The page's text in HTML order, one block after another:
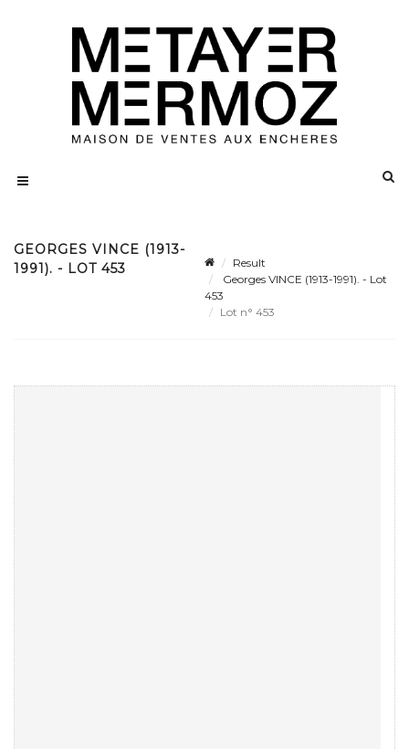
GEORGES VINCE (1913-
1991). - LOT 453
Result
Georges VINCE (1913-1991). - Lot
453
Lot n° 453